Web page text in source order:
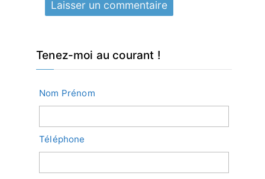
Tenez-moi au courant !
Nom Prénom
Téléphone